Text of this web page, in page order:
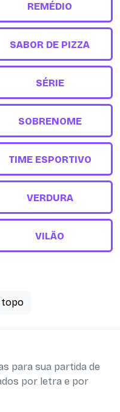
REMÉDIO
SABOR DE PIZZA
SÉRIE
SOBRENOME
TIME ESPORTIVO
VERDURA
VILÃO
para sua partida de
por letra e por